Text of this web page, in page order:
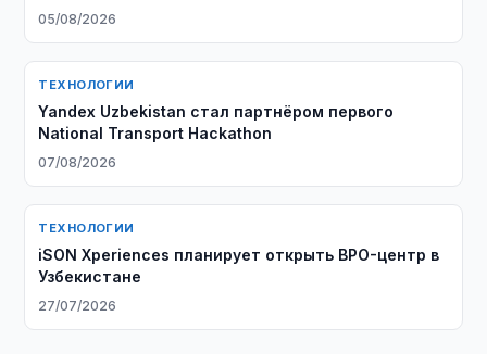
продолжается
05/08/2026
ТЕХНОЛОГИИ
Yandex Uzbekistan стал партнёром первого
National Transport Hackathon
07/08/2026
ТЕХНОЛОГИИ
iSON Xperiences планирует открыть BPO-центр в
Узбекистане
27/07/2026